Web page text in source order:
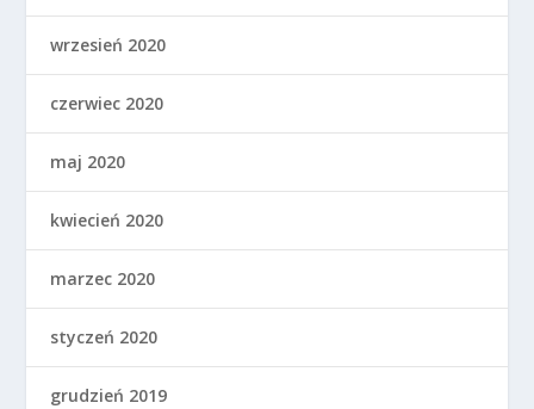
wrzesień 2020
czerwiec 2020
maj 2020
kwiecień 2020
marzec 2020
styczeń 2020
grudzień 2019